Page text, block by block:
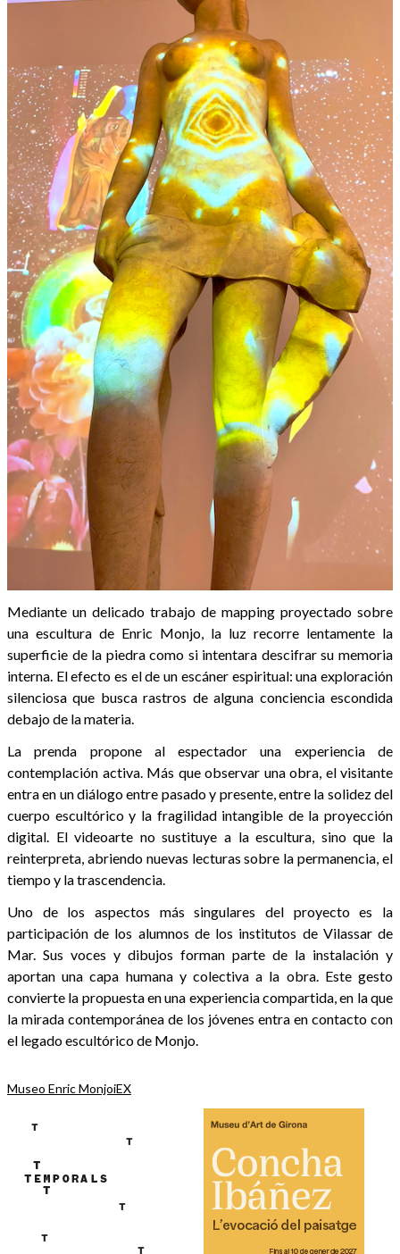
Mediante un delicado trabajo de mapping proyectado sobre
una escultura de Enric Monjo, la luz recorre lentamente la
superficie de la piedra como si intentara descifrar su memoria
interna. El efecto es el de un escáner espiritual: una exploración
silenciosa que busca rastros de alguna conciencia escondida
debajo de la materia.
La prenda propone al espectador una experiencia de
contemplación activa. Más que observar una obra, el visitante
entra en un diálogo entre pasado y presente, entre la solidez del
cuerpo escultórico y la fragilidad intangible de la proyección
digital. El videoarte no sustituye a la escultura, sino que la
reinterpreta, abriendo nuevas lecturas sobre la permanencia, el
tiempo y la trascendencia.
Uno de los aspectos más singulares del proyecto es la
participación de los alumnos de los institutos de Vilassar de
Mar. Sus voces y dibujos forman parte de la instalación y
aportan una capa humana y colectiva a la obra. Este gesto
convierte la propuesta en una experiencia compartida, en la que
la mirada contemporánea de los jóvenes entra en contacto con
el legado escultórico de Monjo.
Museo Enric MonjoiEX